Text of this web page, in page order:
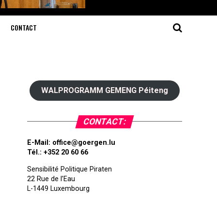
CONTACT
WALPROGRAMM GEMENG Péiteng
CONTACT:
E-Mail: office@goergen.lu
Tél.: +352 20 60 66
Sensibilité Politique Piraten
22 Rue de l’Eau
L-1449 Luxembourg